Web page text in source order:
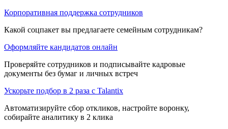
Корпоративная поддержка сотрудников
Какой соцпакет вы предлагаете семейным сотрудникам?
Оформляйте кандидатов онлайн
Проверяйте сотрудников и подписывайте кадровые
документы без бумаг и личных встреч
Ускорьте подбор в 2 раза с Talantix
Автоматизируйте сбор откликов, настройте воронку,
собирайте аналитику в 2 клика